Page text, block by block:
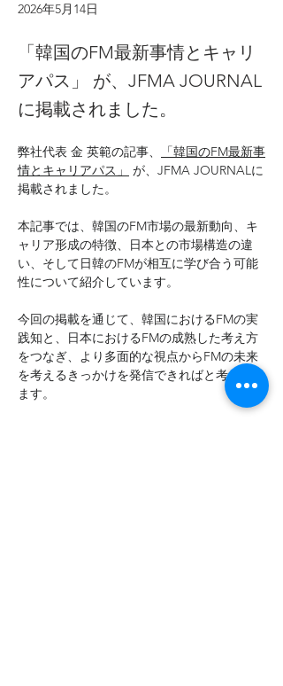
2026年5月14日
「韓国のFM最新事情とキャリ
アパス」 が、JFMA JOURNAL
に掲載されました。
弊社代表 金 英範の記事、
「韓国のFM最新事
情とキャリアパス」
が、JFMA JOURNALに
掲載されました。
本記事では、韓国のFM市場の最新動向、キ
ャリア形成の特徴、日本との市場構造の違
い、そして日韓のFMが相互に学び合う可能
性について紹介しています。
今回の掲載を通じて、韓国におけるFMの実
践知と、日本におけるFMの成熟した考え方
をつなぎ、より多面的な視点からFMの未来
を考えるきっかけを発信できればと考えてい
ます。